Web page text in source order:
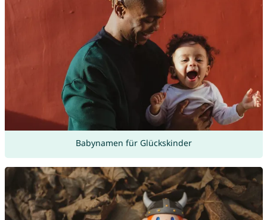
Babynamen für Glückskinder